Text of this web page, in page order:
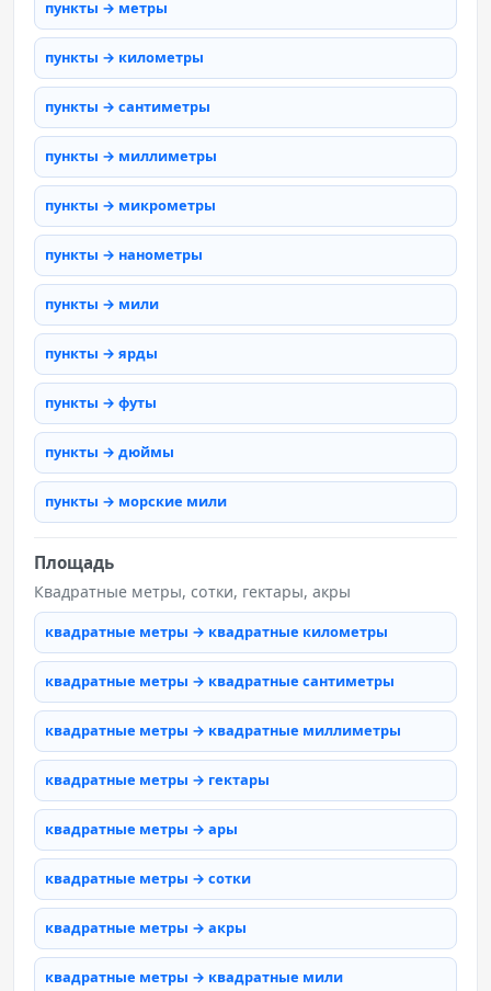
пункты → метры
пункты → километры
пункты → сантиметры
пункты → миллиметры
пункты → микрометры
пункты → нанометры
пункты → мили
пункты → ярды
пункты → футы
пункты → дюймы
пункты → морские мили
Площадь
Квадратные метры, сотки, гектары, акры
квадратные метры → квадратные километры
квадратные метры → квадратные сантиметры
квадратные метры → квадратные миллиметры
квадратные метры → гектары
квадратные метры → ары
квадратные метры → сотки
квадратные метры → акры
квадратные метры → квадратные мили